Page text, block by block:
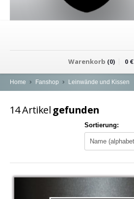
FANSHOP
T-Shirts
Kochen & Grillen
Aufkleber & Handys & Mousepads
Warenkorb (0) 0€
Home Fanshop Leinwände und Kissen
14Artikel gefunden
Sortierung: